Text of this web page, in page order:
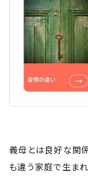
義母とは良好な関
も違う家庭で生ま